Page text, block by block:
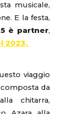
musicale,
E la festa,
è partner,
2023.
viaggio
composta da
chitarra,